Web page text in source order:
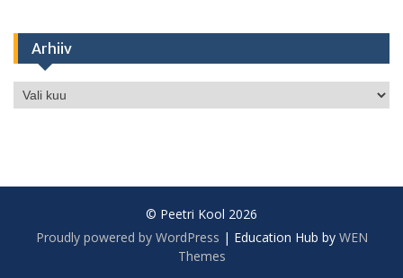
Arhiiv
Arhiiv
© Peetri Kool 2026
Proudly powered by WordPress | Education Hub by WEN
Themes